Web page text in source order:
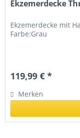
Ekzemerdecke
Ekzemerdecke mit
Farbe:Grau
119,99 € *
Merken